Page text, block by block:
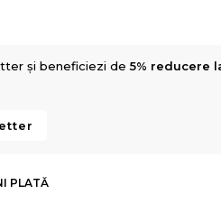
și beneficiezi de5% reducere
PLATĂ